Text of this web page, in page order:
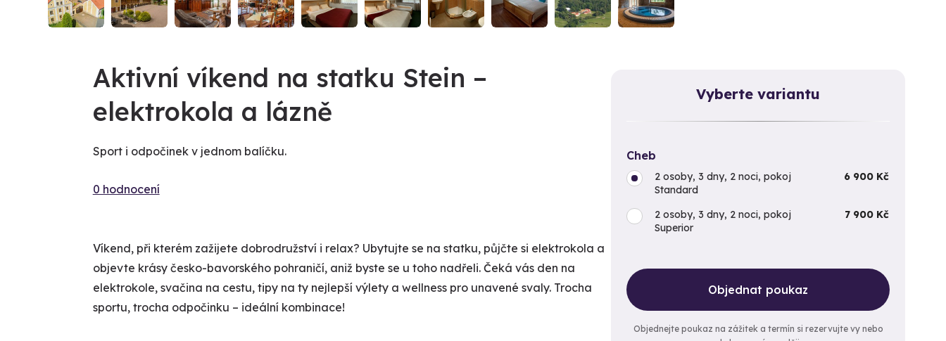
Vyberte variantu
Cheb
2 osoby, 3 dny, 2 noci, pokoj
Standard
6 900 Kč
2 osoby, 3 dny, 2 noci, pokoj
Superior
7 900 Kč
Objednat poukaz
Objednejte poukaz na zážitek a termín si rezervujte vy nebo
Aktivní víkend na statku Stein –
elektrokola a lázně
Sport i odpočinek v jednom balíčku.
0 hodnocení
Víkend, při kterém zažijete dobrodružství i relax? Ubytujte se na statku, půjčte si elektrokola a
objevte krásy česko-bavorského pohraničí, aniž byste se u toho nadřeli. Čeká vás den na
elektrokole, svačina na cestu, tipy na ty nejlepší výlety a wellness pro unavené svaly. Trocha
sportu, trocha odpočinku – ideální kombinace!